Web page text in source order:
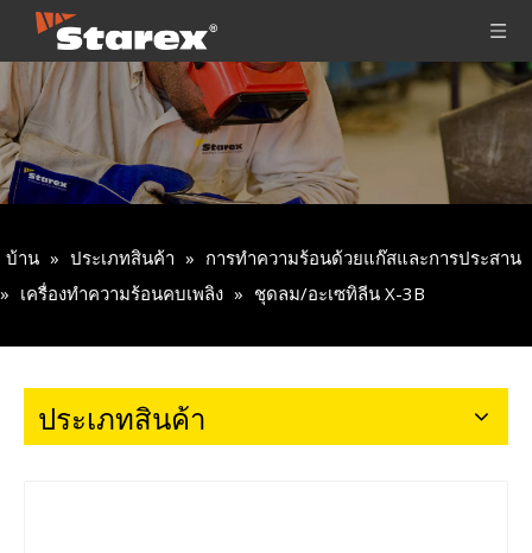
บ้าน » ประเภทสินค้า » การทำความร้อนด้วยแก๊สและการประสาน
» เครื่องทำความร้อนคบเพลิง » ชุดลม/อะเซทิลีน X-3B
ประเภทสินค้า